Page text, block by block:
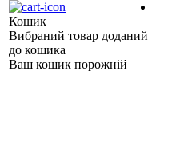
Кошик
Вибраний товар доданий
до кошика
Ваш кошик порожній